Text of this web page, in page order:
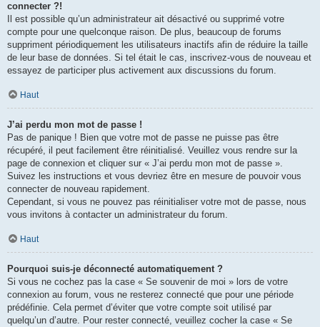
connecter ?!
Il est possible qu’un administrateur ait désactivé ou supprimé votre
compte pour une quelconque raison. De plus, beaucoup de forums
suppriment périodiquement les utilisateurs inactifs afin de réduire la taille
de leur base de données. Si tel était le cas, inscrivez-vous de nouveau et
essayez de participer plus activement aux discussions du forum.
Haut
J’ai perdu mon mot de passe !
Pas de panique ! Bien que votre mot de passe ne puisse pas être
récupéré, il peut facilement être réinitialisé. Veuillez vous rendre sur la
page de connexion et cliquer sur « J’ai perdu mon mot de passe ».
Suivez les instructions et vous devriez être en mesure de pouvoir vous
connecter de nouveau rapidement.
Cependant, si vous ne pouvez pas réinitialiser votre mot de passe, nous
vous invitons à contacter un administrateur du forum.
Haut
Pourquoi suis-je déconnecté automatiquement ?
Si vous ne cochez pas la case « Se souvenir de moi » lors de votre
connexion au forum, vous ne resterez connecté que pour une période
prédéfinie. Cela permet d’éviter que votre compte soit utilisé par
quelqu’un d’autre. Pour rester connecté, veuillez cocher la case « Se